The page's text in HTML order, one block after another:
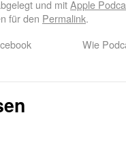
und mitApple
für den Permalink.
Wie